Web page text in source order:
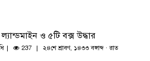
ও ৫টি বক্স উদ্ধার
237 ২৪শে শ্রাবণ, ১৪৩৩ বঙ্গাব্দ · রাত